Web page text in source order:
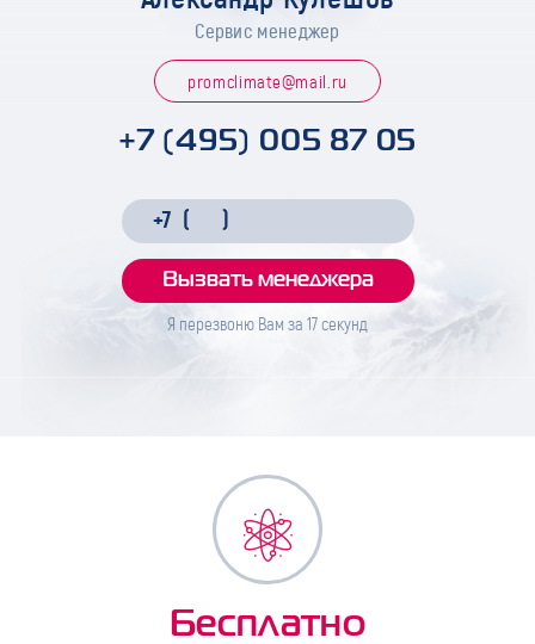
Сервис менеджер
promclimate@mail.ru
+7 (495) 005 87 05
Я перезвоню Вам за 17секунд
Бесплатно